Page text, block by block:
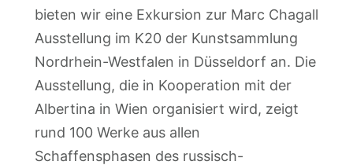
bieten wir eine Exkursion zur Marc Chagall
Ausstellung im K20 der Kunstsammlung
Nordrhein-Westfalen in Düsseldorf an. Die
Ausstellung, die in Kooperation mit der
Albertina in Wien organisiert wird, zeigt
rund 100 Werke aus allen
Schaffensphasen des russisch-